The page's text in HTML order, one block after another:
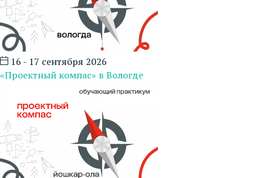
16 - 17 сентября 2026
«Проектный компас» в Вологде